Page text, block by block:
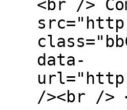
<br />
data-
/><br />